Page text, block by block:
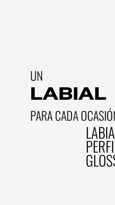
UN
LABIAL
PARA CADA